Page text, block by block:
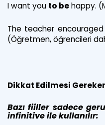
I want you to behappy.
The teacher
(Öğretmen, öğrencileri
Dikkat Edilmesi
Bazı fiiller sadece
infinitive ile kullanılır: